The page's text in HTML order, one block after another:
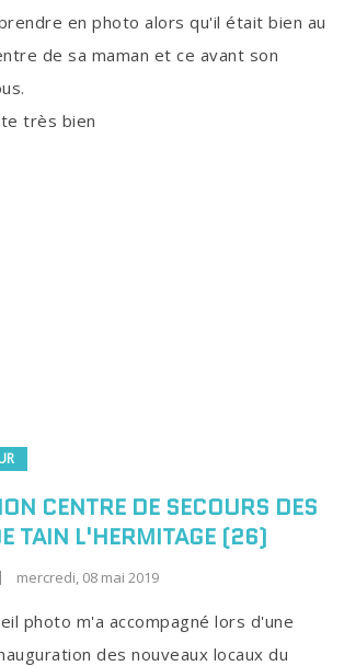
en photo alors qu'il était bien au
de sa maman et ce avant son
très bien
CENTRE DE SECOURS DES
TAIN L'HERMITAGE (26)
mercredi, 08 mai 2019
photo m'a accompagné lors d'une
des nouveaux locaux du